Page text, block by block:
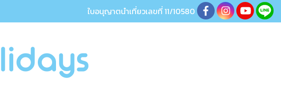
ใบอนุญาตนำเที่ยวเลขที่ 11/10580